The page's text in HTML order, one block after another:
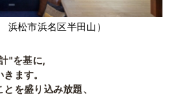
松市浜名区半田山）
"を基に,
ます。
を盛り込み放題、